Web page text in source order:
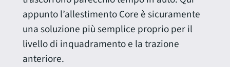
appunto l’allestimento Core è sicuramente
una soluzione più semplice proprio per il
livello di inquadramento e la trazione
anteriore.